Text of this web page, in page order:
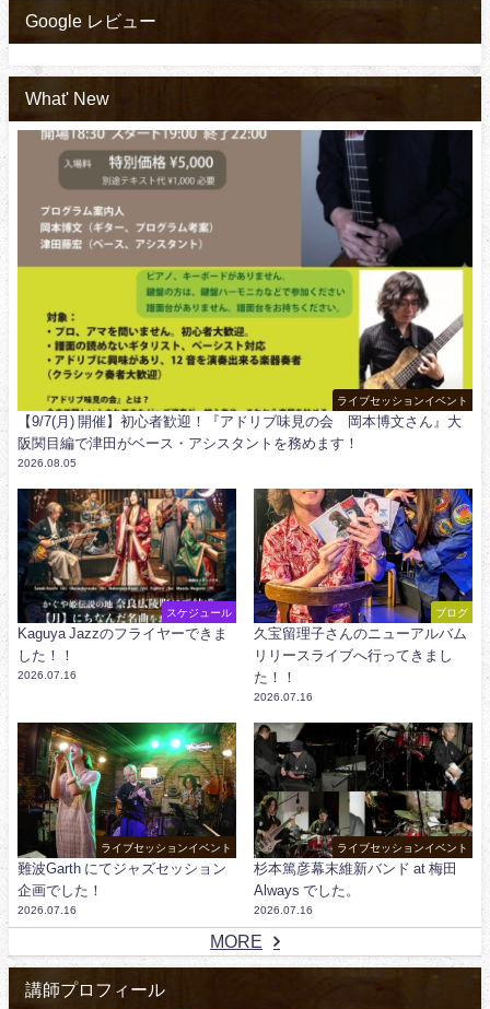
Google レビュー
What' New
ライブセッションイベント
【9/7(月) 開催】初心者歓迎！『アドリブ味見の会 岡本博文さん』大
阪関目編で津田がベース・アシスタントを務めます！
2026.08.05
スケジュール
Kaguya Jazzのフライヤーできま
した！！
2026.07.16
ブログ
久宝留理子さんのニューアルバム
リリースライブへ行ってきまし
た！！
2026.07.16
ライブセッションイベント
難波Garth にてジャズセッション
企画でした！
2026.07.16
ライブセッションイベント
杉本篤彦幕末維新バンド at 梅田
Always でした。
2026.07.16
MORE
講師プロフィール